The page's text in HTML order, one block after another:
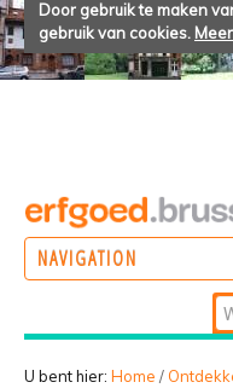
Door gebruik te maken
gebruik van cookies.
NAVIGATION
U bent hier: Home /